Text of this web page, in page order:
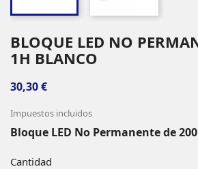
BLOQUE LED NO
1H BLANCO
30,30 €
Impuestos incluidos
Bloque LED No Permanente de
Cantidad